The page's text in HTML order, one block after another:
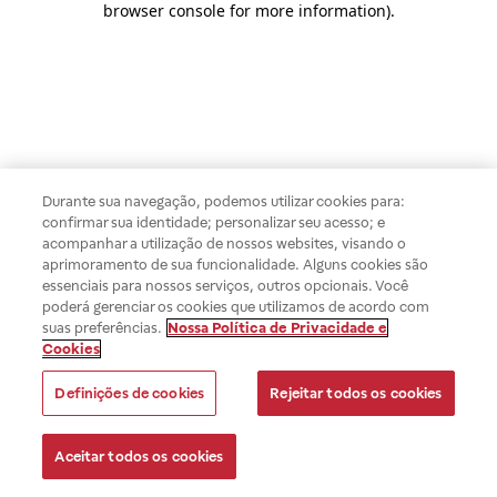
browser console for more information).
Durante sua navegação, podemos utilizar cookies para:
confirmar sua identidade; personalizar seu acesso; e
acompanhar a utilização de nossos websites, visando o
aprimoramento de sua funcionalidade. Alguns cookies são
essenciais para nossos serviços, outros opcionais. Você
poderá gerenciar os cookies que utilizamos de acordo com
suas preferências. Nossa Política de Privacidade e
Cookies
Definições de cookies Rejeitar todos os cookies
Aceitar todos os cookies